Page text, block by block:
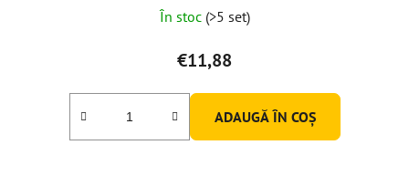
medie
a
produsului
este
5,0
În stoc (>5 set)
€11,88
ADAUGĂ ÎN COŞ